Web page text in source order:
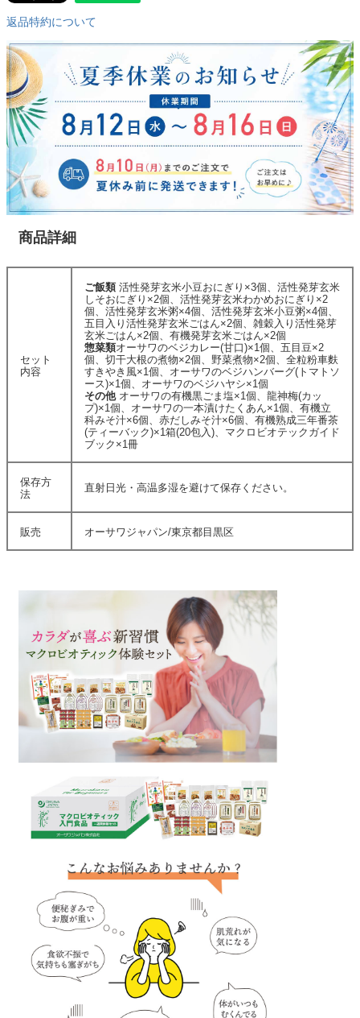
返品特約について
商品詳細
セット
内容
ご飯類活性発芽玄米小豆おにぎり×3個、活性発芽玄米
しそおにぎり×2個、活性発芽玄米わかめおにぎり×2
個、活性発芽玄米粥×4個、活性発芽玄米小豆粥×4個、
五目入り活性発芽玄米ごはん×2個、雑穀入り活性発芽
玄米ごはん×2個、有機発芽玄米ごはん×2個
惣菜類オーサワのベジカレー(甘口)×1個、五目豆×2
個、切干大根の煮物×2個、野菜煮物×2個、全粒粉車麩
すきやき風×1個、オーサワのベジハンバーグ(トマトソ
ース)×1個、オーサワのベジハヤシ×1個
その他オーサワの有機黒ごま塩×1個、龍神梅(カッ
プ)×1個、オーサワの一本漬けたくあん×1個、有機立
科みそ汁×6個、赤だしみそ汁×6個、有機熟成三年番茶
(ティーバック)×1箱(20包入)、マクロビオテックガイド
ブック×1冊
保存方
法
直射日光・高温多湿を避けて保存ください。
販売 オーサワジャパン/東京都目黒区